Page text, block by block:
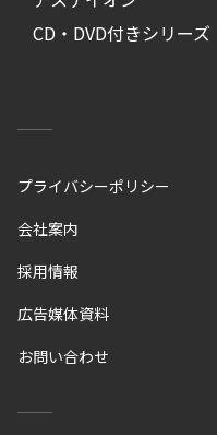
CD・DVD付きシリーズ
プライバシーポリシー
会社案内
採用情報
広告媒体資料
お問い合わせ